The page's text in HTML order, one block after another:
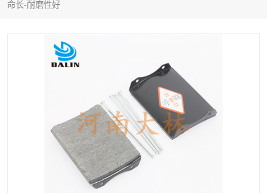
命长-耐磨性好
推盘离合器
VC离合器
PO隔膜离合器 气胎离合器
气动元件
DY隔膜式离合器 CB离合器
实芯轮胎